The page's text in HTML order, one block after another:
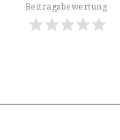
Beitragsbewertung